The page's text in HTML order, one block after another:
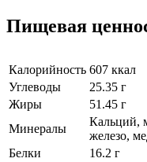
Пищевая
Калорийность 607 ккал
Углеводы
25.35 г
Жиры
51.45 г
Минералы
Кальций,
железо,
Белки
16.2 г